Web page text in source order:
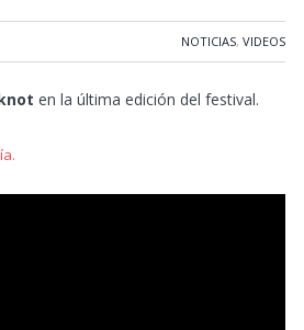
NOTICIAS, VIDEOS
en la última edición del festival.